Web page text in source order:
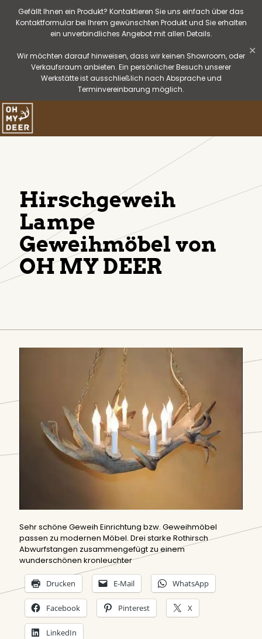
Gefällt Ihnen ein Produkt? Kontaktieren Sie uns einfach über das
Kontaktformular bei Ihrem gewünschten Produkt und Sie erhalten
ein unverbindliches Angebot mit allen Details.
Wir möchten darauf hinweisen, dass wir keinen Showroom, oder
Verkaufsraum anbieten. Ein persönlicher Besuch unserer
Werkstätte ist ausschließlich nach Absprache und
Terminvereinbarung möglich.
✕
Hirschgeweih
Lampe
Geweihmöbel von
OH MY DEER
Sehr schöne Geweih Einrichtung bzw. Geweihmöbel
passen zu modernen Möbel. Drei starke Rothirsch
Abwurfstangen zusammengefügt zu einem
wunderschönen kronleuchter
Drucken E-Mail WhatsApp
Facebook Pinterest X
LinkedIn